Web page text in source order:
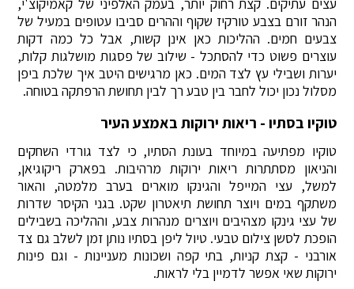
הנהר זורם בצבע טורקיז שקוף וההרים סביבו עטופים במעיל של
צבעים חמים. ההליכות כאן אינן קשות, אבל כל כמה דקות
עוצרים פשוט כדי להסתכל - שילוב של פסגות מושלגות קלות,
יערות ושבילי עץ לצד המים. כאן מרגישים היטב איך שלכת ביפן
מסלול נכון יכול לחבר בין טבע רך לבין תחושת הרפתקה בטוחה.
טוקיו בסתיו - ריאות ירוקות באמצע העיר
טוקיו מפתיעה במיוחד בעונת הסתיו, כי לצד גורדי השחקים
והניאון מסתתרות ריאות ירוקות מרהיבות. בפארק ריקוגיאן,
למשל, עצי המייפל והגינקו מוארים בערב מלמטה, והאור
משתקף במים ויוצר תחושת תיאטרון שקט. בגני הקיסר שדרות
של עצי גינקו מצהיבים ויוצרים מנהרות צבע, וההליכה בשבילים
הופכת לסשן צילום טבעי. טיול ליפן בסתיו נותן זמן לשלב גם צד
אורבני - קצת קניות, בתי קפה ושכונות מעניינות - וגם פינות
ירוקות שאי אפשר לדמיין בלי לראות.